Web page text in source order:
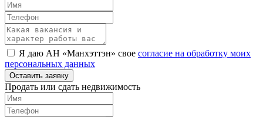
Я даю АН «Манхэттэн» свое согласие на обработку моих
персональных данных
Оставить заявку
Продать или сдать недвижимость